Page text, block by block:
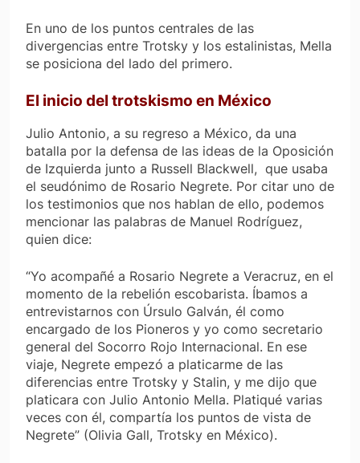
En uno de los puntos centrales de las
divergencias entre Trotsky y los estalinistas, Mella
se posiciona del lado del primero.
El inicio del trotskismo en México
Julio Antonio, a su regreso a México, da una
batalla por la defensa de las ideas de la Oposición
de Izquierda junto a Russell Blackwell, que usaba
el seudónimo de Rosario Negrete. Por citar uno de
los testimonios que nos hablan de ello, podemos
mencionar las palabras de Manuel Rodríguez,
quien dice:
“Yo acompañé a Rosario Negrete a Veracruz, en el
momento de la rebelión escobarista. Íbamos a
entrevistarnos con Úrsulo Galván, él como
encargado de los Pioneros y yo como secretario
general del Socorro Rojo Internacional. En ese
viaje, Negrete empezó a platicarme de las
diferencias entre Trotsky y Stalin, y me dijo que
platicara con Julio Antonio Mella. Platiqué varias
veces con él, compartía los puntos de vista de
Negrete” (Olivia Gall, Trotsky en México).